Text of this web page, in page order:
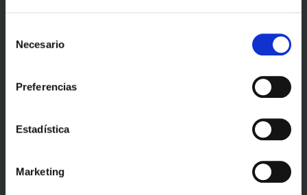
Necesario
Preferencias
Estadística
Marketing
físicos